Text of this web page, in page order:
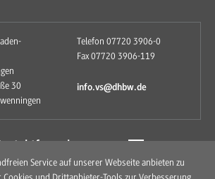
30
Telefon 07720 3906-0
Fax 07720 3906-119
info.vs@dhbw.de
Service auf unserer Webseite anbieten zu